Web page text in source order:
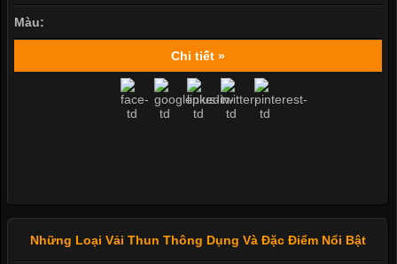
Màu:
Chi tiết »
Những Loại Vải Thun Thông Dụng Và Đặc Điểm Nổi Bật